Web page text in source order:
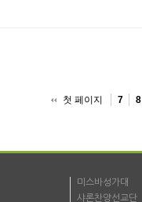
첫 페이지 7 8
미스바성가대
샤론찬양선교단